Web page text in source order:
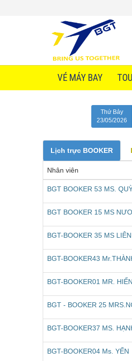
VÉ MÁY BAY
Thứ Bảy
23/05/2026
Lịch trực BOOKER
Nhân viên
BGT BOOKER 53 MS.
BGT BOOKER 15 MS
BGT-BOOKER 35 MS LIÊN
BGT-BOOKER43
BGT-BOOKER01 MR.
BGT - BOOKER 25
BGT-BOOKER37 MS.
BGT-BOOKER04 Ms. YẾN